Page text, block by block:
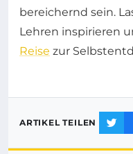
bereichernd sein.
Lehren inspirieren
Reise zur
ARTIKEL TEILEN